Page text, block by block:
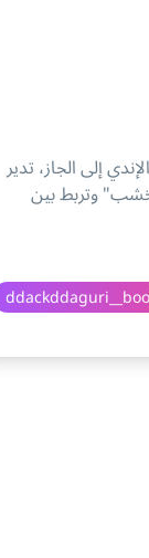
إلى الجاز، تدير
وتربط بين